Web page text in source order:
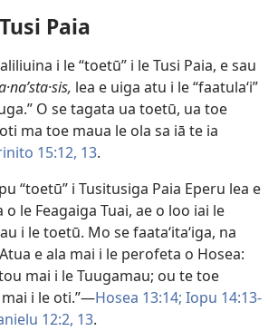
Paia
i le “toetū” i le Tusi Paia, e sau
lea e uiga atu i le “faatulaʻi”
O se tagata ua toetū, ua toe
ma toe maua le ola sa iā te ia
15:12, 13.
“toetū” i Tusitusiga Paia Eperu lea e
o le Feagaiga Tuai, ae o loo iai le
i le toetū. Mo se faataʻitaʻiga, na
e ala mai i le perofeta o Hosea:
mai i le Tuugamau; ou te toe
i le oti.”—Hosea 13:14; Iopu 14:13-
12:2, 13.